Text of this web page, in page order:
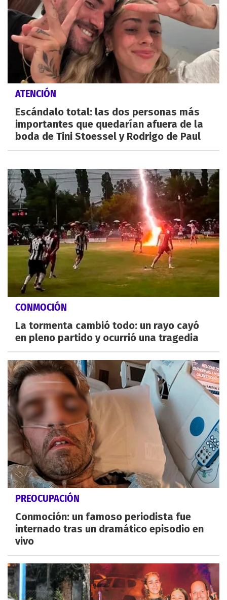
ATENCIÓN
Escándalo total: las dos personas más
importantes que quedarían afuera de la
boda de Tini Stoessel y Rodrigo de Paul
CONMOCIÓN
La tormenta cambió todo: un rayo cayó
en pleno partido y ocurrió una tragedia
PREOCUPACIÓN
Conmoción: un famoso periodista fue
internado tras un dramático episodio en
vivo